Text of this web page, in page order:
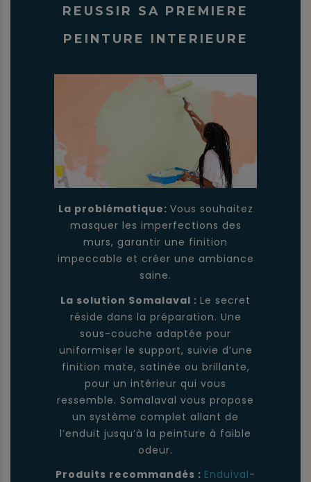
REUSSIR SA PREMIERE
PEINTURE INTERIEURE
La problématique: Vous souhaitez
masquer les imperfections des
murs, garantir une finition
impeccable et créer une ambiance
saine.
La solution Somalaval : Le secret
réside dans la préparation. Une
sous-couche adaptée pour
uniformiser le support, suivie d’une
finition mate, satinée ou brillante,
pour un intérieur qui vous
ressemble. Somalaval vous propose
un système complet allant de
l’enduit jusqu’à la peinture à faible
odeur.
Produits recommandés : Enduival-